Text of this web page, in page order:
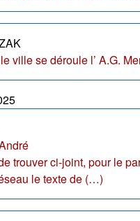
ville se déroule l’ A.G.
trouver ci-joint, pour le
le texte de (…)